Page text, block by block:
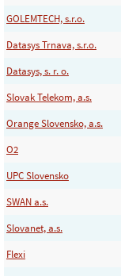
GOLEMTECH, s.r.o.
Datasys Trnava, s.r.o.
Datasys, s. r. o.
Slovak Telekom, a.s.
Orange Slovensko, a.s.
O2
UPC Slovensko
SWAN a.s.
Slovanet, a.s.
Flexi